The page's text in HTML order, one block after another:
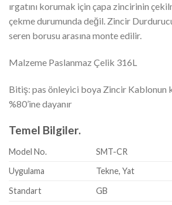
ırgatını korumak için çapa zincirinin
çekme durumunda değil. Zincir
seren borusu arasına monte edilir.
Malzeme Paslanmaz Çelik 316L
Bitiş: pas önleyici boya Zincir Kablonun
%80’ine dayanır
Temel Bilgiler.
Model No. SMT-CR
Uygulama
Tekne, Yat
Standart
GB